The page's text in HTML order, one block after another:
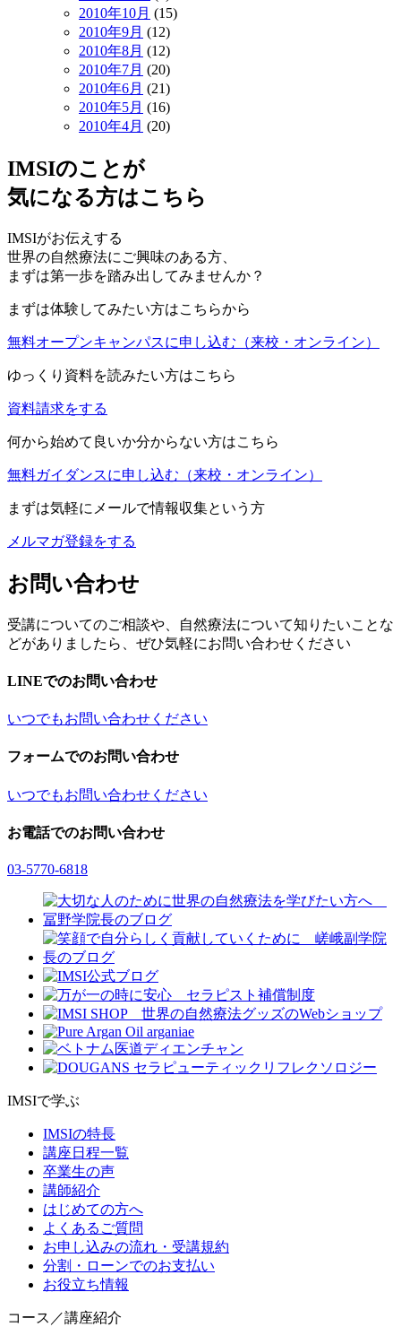
2010年10月 (15)
2010年9月 (12)
2010年8月 (12)
2010年7月 (20)
2010年6月 (21)
2010年5月 (16)
2010年4月 (20)
IMSIのことが
気になる方はこちら
IMSIがお伝えする
世界の自然療法にご興味のある方、
まずは第一歩を踏み出してみませんか？
まずは体験してみたい方はこちらから
無料オープンキャンパスに申し込む （来校・オンライン）
ゆっくり資料を読みたい方はこちら
資料請求をする
何から始めて良いか分からない方はこちら
無料ガイダンスに申し込む （来校・オンライン）
まずは気軽にメールで情報収集という方
メルマガ登録をする
お問い合わせ
受講についてのご相談や、自然療法について知りたいことな
どがありましたら、ぜひ気軽にお問い合わせください
LINEでのお問い合わせ
いつでもお問い合わせください
フォームでのお問い合わせ
いつでもお問い合わせください
お電話でのお問い合わせ
03-5770-6818
IMSIで学ぶ
IMSIの特長
講座日程一覧
卒業生の声
講師紹介
はじめての方へ
よくあるご質問
お申し込みの流れ・受講規約
分割・ローンでのお支払い
お役立ち情報
コース／講座紹介